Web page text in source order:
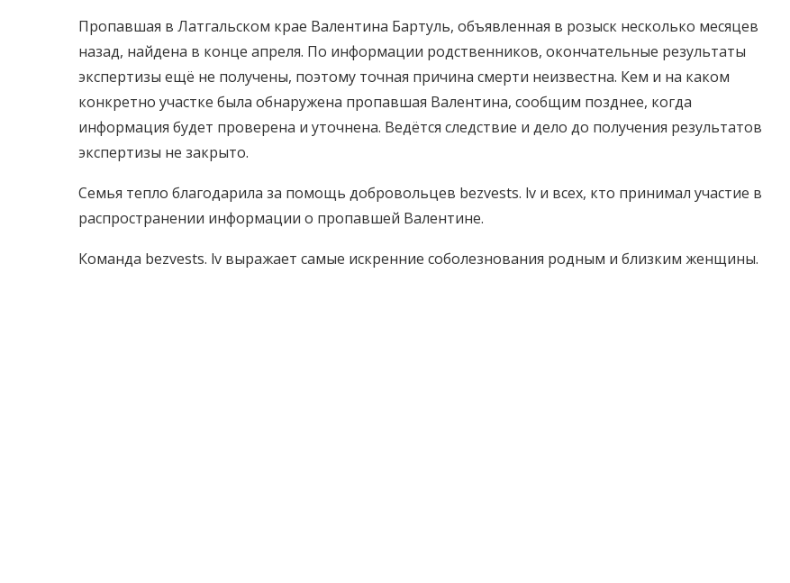
Пропавшая в Латгальском крае Валентина Бартуль, объявленная в розыск несколько месяцев
назад, найдена в конце апреля. По информации родственников, окончательные результаты
экспертизы ещё не получены, поэтому точная причина смерти неизвестна. Кем и на каком
конкретно участке была обнаружена пропавшая Валентина, сообщим позднее, когда
информация будет проверена и уточнена. Ведётся следствие и дело до получения результатов
экспертизы не закрыто.
Семья тепло благодарила за помощь добровольцев bezvests. lv и всех, кто принимал участие в
распространении информации о пропавшей Валентине.
Команда bezvests. lv выражает самые искренние соболезнования родным и близким женщины.